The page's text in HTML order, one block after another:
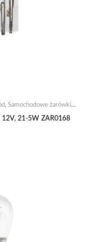
, Samochodowe żarówki
P21/5W, 12V, 21-5W ZAR0168